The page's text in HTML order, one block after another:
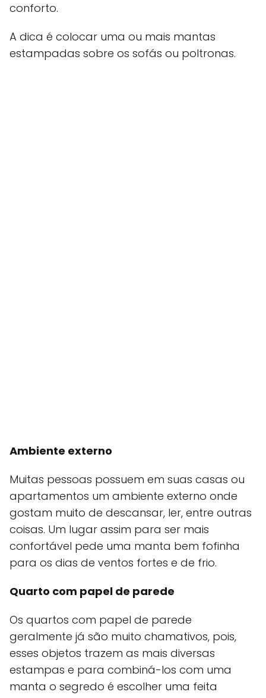
conforto.
A dica é colocar uma ou mais mantas
estampadas sobre os sofás ou poltronas.
Ambiente externo
Muitas pessoas possuem em suas casas ou
apartamentos um ambiente externo onde
gostam muito de descansar, ler, entre outras
coisas. Um lugar assim para ser mais
confortável pede uma manta bem fofinha
para os dias de ventos fortes e de frio.
Quarto com papel de parede
Os quartos com papel de parede
geralmente já são muito chamativos, pois,
esses objetos trazem as mais diversas
estampas e para combiná-los com uma
manta o segredo é escolher uma feita